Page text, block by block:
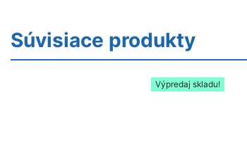
Súvisiace produkty
Výpredaj skladu!